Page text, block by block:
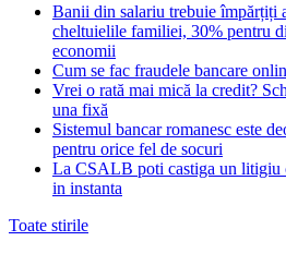
Banii din salariu trebuie împărțiți
cheltuielile familiei, 30% pentru
economii
Cum se fac fraudele bancare
Vrei o rată mai mică la credit?
una fixă
Sistemul bancar romanesc este
pentru orice fel de socuri
La CSALB poti castiga un litigiu
in instanta
Toate stirile